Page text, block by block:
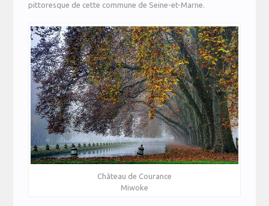
pittoresque de cette commune de Seine-et-Marne.
Château de Courance
Miwoke